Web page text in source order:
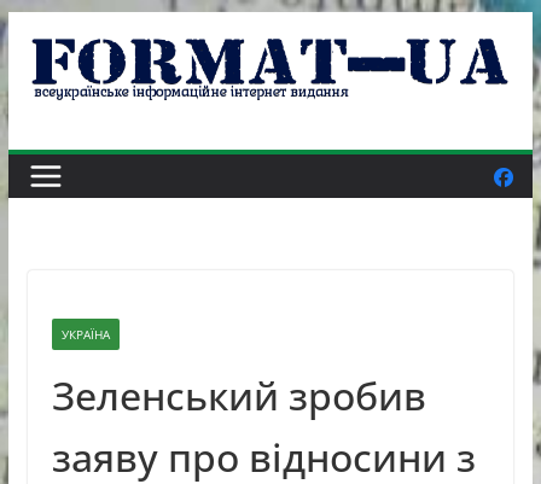
Skip
content
УКРАЇНА
Зеленський зробив
заяву про відносини з